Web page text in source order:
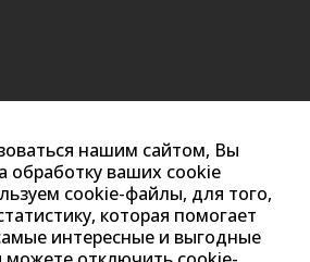
6
нашим сайтом, Вы
обработку ваших cookie
cookie-файлы, для того,
которая помогает
интересные и выгодные